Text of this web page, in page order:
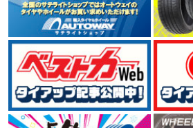
世界でもトップクラスのタ
（ブリヂストン）。 「世
不変の使命として掲げ、
ら2005年には数あるタイ
プシェアとなりました。
革新に余念がありません。
総合評価：125件
GOODYEAR
グッドイヤー